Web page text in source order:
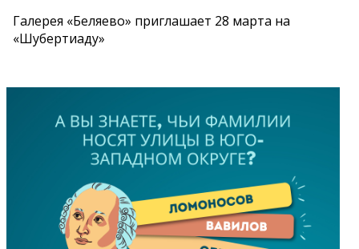
Галерея «Беляево» приглашает 28 марта на
«Шубертиаду»